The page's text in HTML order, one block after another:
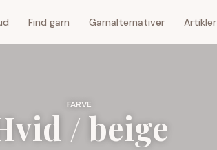
Find garn Garnalternativer Artikler
FARVE
/ beige